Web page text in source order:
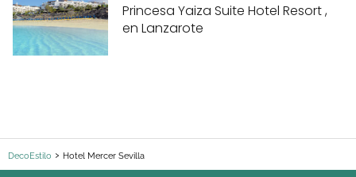
Princesa Yaiza Suite Hotel Resort ,
en Lanzarote
DecoEstilo Hotel Mercer Sevilla